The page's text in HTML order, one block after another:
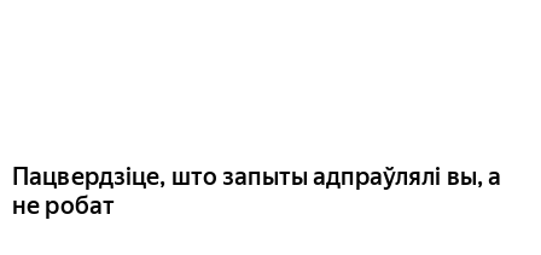
Пацвердзіце, што запыты адпраўлялі вы, а
не робат